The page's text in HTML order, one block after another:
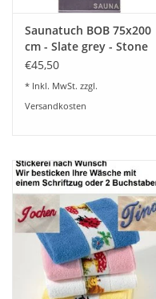
Marken
Saunatuch BOB 75x200
cm - Slate grey - Stone
€45,50
* Inkl. MwSt. zzgl.
Versandkosten